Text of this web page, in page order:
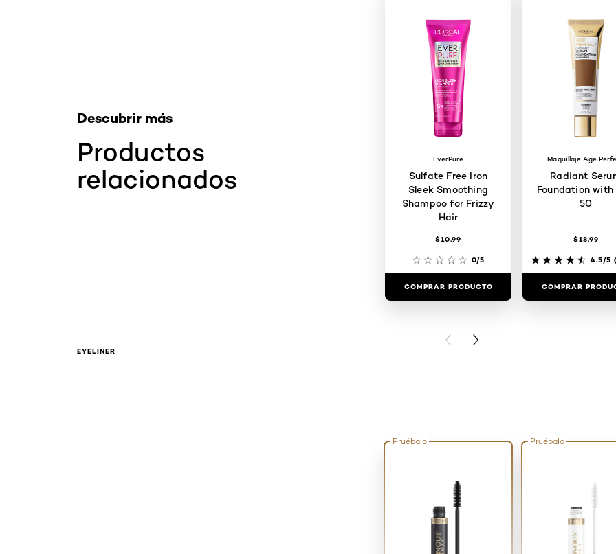
Productos
relacionados
Descubrir más
EverPure
Sulfate Free Iron
Sleek Smoothing
Shampoo for Frizzy
Hair
$10.99
0/5
COMPRAR PRODUCTO
Maquillaje Age
Radiant
Foundation with
50
$18.99
4.5/5
COMPRAR
PREVIOUS CARD
NEXT CARD
EYELINER
Pruébalo Pruébalo